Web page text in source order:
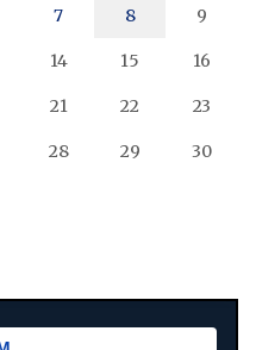
7 8 9
14 15 16
21 22 23
28 29 30